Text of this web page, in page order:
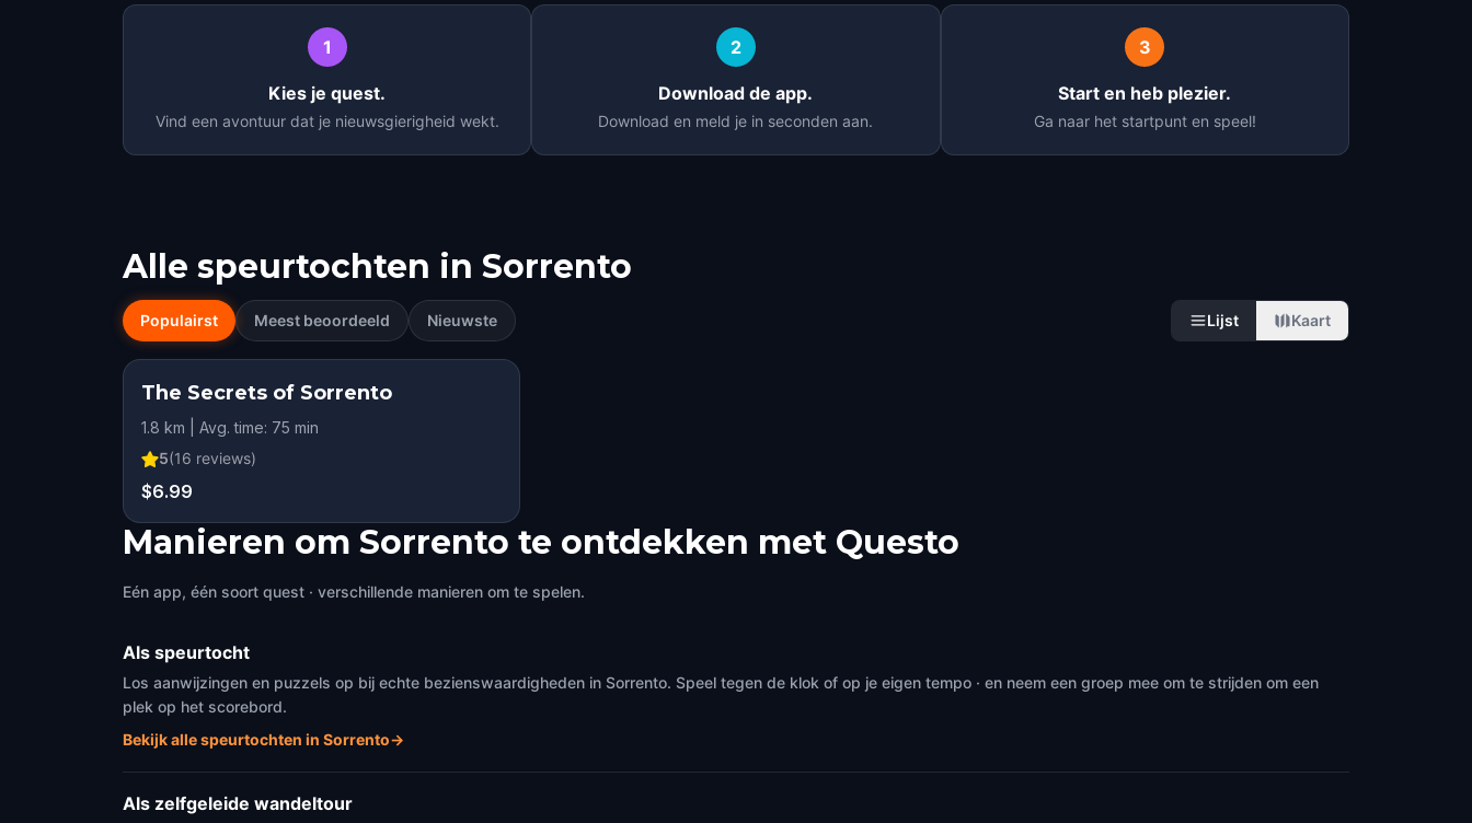
1
Kies je quest.
Vind een avontuur dat je nieuwsgierigheid wekt.
2
Download de app.
Download en meld je in seconden aan.
3
Start en heb plezier.
Ga naar het startpunt en speel!
Alle speurtochten in Sorrento
Populairst Meest beoordeeld Nieuwste Lijst Kaart
STEP INTO THE STORY
The Secrets of Sorrento
1.8 km | Avg. time: 75 min
5(16 reviews)
$6.99
Manieren om Sorrento te ontdekken met Questo
Eén app, één soort quest · verschillende manieren om te spelen.
Als speurtocht
Los aanwijzingen en puzzels op bij echte bezienswaardigheden in Sorrento. Speel tegen de klok of op je eigen tempo · en neem een groep mee om te strijden om een
plek op het scorebord.
Bekijk alle speurtochten in Sorrento→
Als zelfgeleide wandeltour